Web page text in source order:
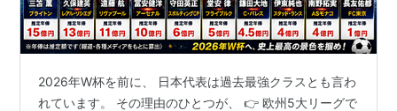
2026年W杯を前に、 日本代表は過去最強クラスとも言わ
れています。 その理由のひとつが、 👉 欧州5大リーグで